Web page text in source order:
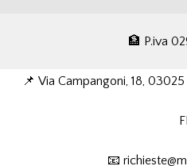
🏦 P.iva
📌 Via Campangoni, 18,
📧